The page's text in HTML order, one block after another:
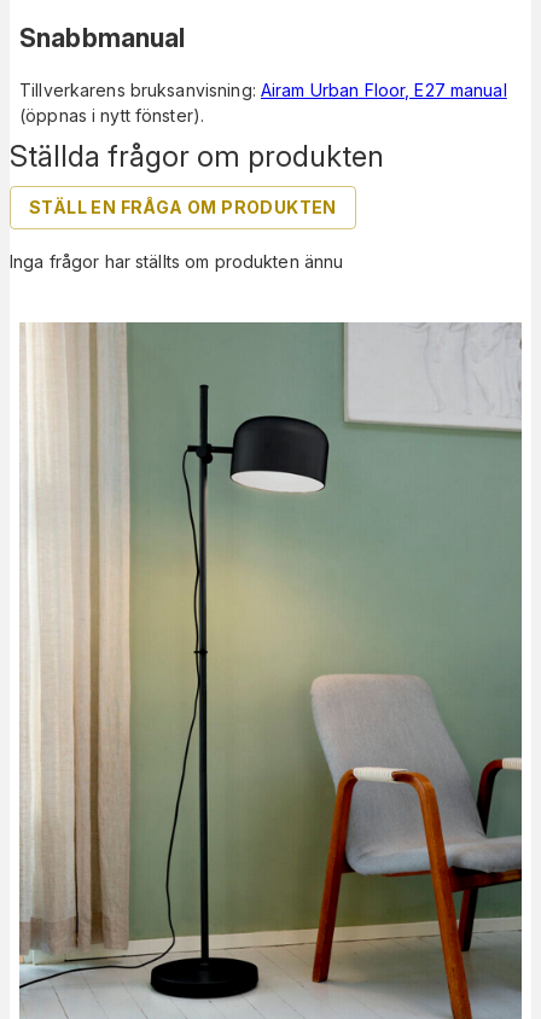
Ställda frågor om produkten
STÄLL EN FRÅGA OM PRODUKTEN
Inga frågor har ställts om produkten ännu
Snabbmanual
Tillverkarens bruksanvisning: Airam Urban Floor, E27 manual
(öppnas i nytt fönster).